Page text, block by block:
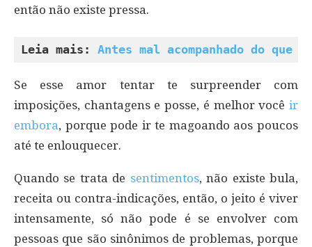
então não existe pressa.
Leia mais: Antes mal acompanhado do
Se esse amor tentar te surpreender com
imposições, chantagens e posse, é melhor você ir
embora, porque pode ir te magoando aos poucos
até te enlouquecer.
Quando se trata de sentimentos, não existe bula,
receita ou contra-indicações, então, o jeito é viver
intensamente, só não pode é se envolver com
pessoas que são sinônimos de problemas, porque